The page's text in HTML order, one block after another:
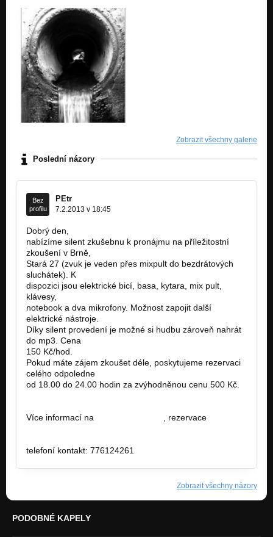
Zobrazit všechny galerie
Poslední názory
Bez
profilu
PEtr
7.2.2013 v 18:45
Dobrý den,
nabízíme silent zkušebnu k pronájmu na příležitostní
zkoušení v Brně,
Stará 27 (zvuk je veden přes mixpult do bezdrátových
sluchátek). K
dispozici jsou elektrické bicí, basa, kytara, mix pult,
klávesy,
notebook a dva mikrofony. Možnost zapojit další
elektrické nástroje.
Díky silent provedení je možné si hudbu zároveň nahrát
do mp3. Cena
150 Kč/hod.
Pokud máte zájem zkoušet déle, poskytujeme rezervaci
celého odpoledne
od 18.00 do 24.00 hodin za zvýhodněnou cenu 500 Kč.
Více informací na
, rezervace
telefoní kontakt: 776124261
Zobrazit všechny názory
PODOBNÉ KAPELY